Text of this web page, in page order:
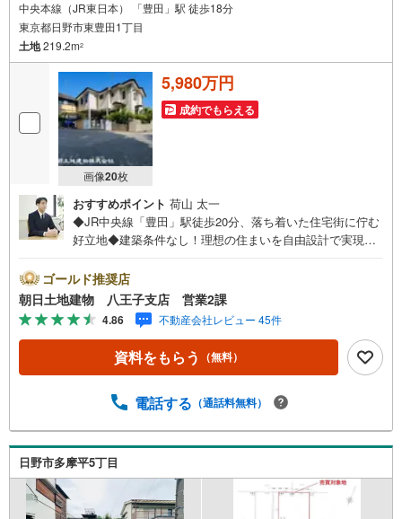
中央本線（JR東日本） 「豊田」駅 徒歩18分
東京都日野市東豊田1丁目
土地219.2m2
画像20枚
5,980万円
成約でもらえる
おすすめポイント 荷山 太一
◆JR中央線「豊田」駅徒歩20分、落ち着いた住宅街に佇む
好立地◆建築条件なし！理想の住まいを自由設計で実現◆
m！車の出し入れもスムーズ※バザール会場には、ベビーベ
ッドや キッズスペースをご用意しております。 小さな
お子様連れでも、安心してご来場ください！資料請求、住
宅ローンのご相談などお気軽にお問合せください！スタッ
フ25名でお客様がご覧になったことのない情報を多数ご用
意しております。インターネット、チラシなどに掲載でき
能です。 担当営業へご希望をお伝えください！■ご案内方
ご来社など、ご相談ください。ご希望があれば周辺環境、
お客様の希望に合わせた物件などもご案内をいたします。
お住まい探しは朝日土地建物（株）八王子店 営業2課にお
ゴールド推奨店
朝日土地建物 八王子支店 営業2課
4.86 不動産会社レビュー 45件
資料をもらう （無料）
電話する （通話料無料）
日野市多摩平5丁目